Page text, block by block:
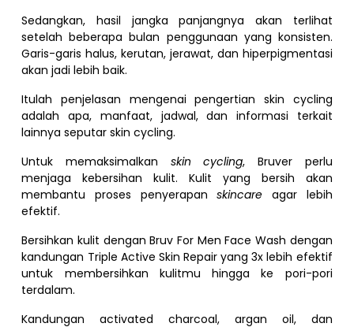
Sedangkan, hasil jangka panjangnya akan terlihat
setelah beberapa bulan penggunaan yang konsisten.
Garis-garis halus, kerutan, jerawat, dan hiperpigmentasi
akan jadi lebih baik.
Itulah penjelasan mengenai pengertian skin cycling
adalah apa, manfaat, jadwal, dan informasi terkait
lainnya seputar skin cycling.
Untuk memaksimalkan skin cycling, Bruver perlu
menjaga kebersihan kulit. Kulit yang bersih akan
membantu proses penyerapanskincare agar lebih
efektif.
Bersihkan kulit dengan Bruv For Men Face Wash dengan
kandungan Triple Active Skin Repair yang 3x lebih efektif
untuk membersihkan kulitmu hingga ke pori-pori
terdalam.
Kandungan activated charcoal, argan oil, dan